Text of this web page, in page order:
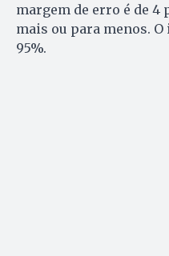
margem de erro é de
mais ou para menos.
95%.